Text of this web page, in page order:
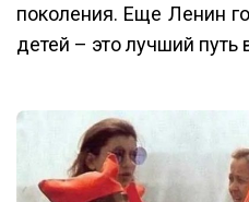
поколения. Еще Ленин
детей – это лучший путь